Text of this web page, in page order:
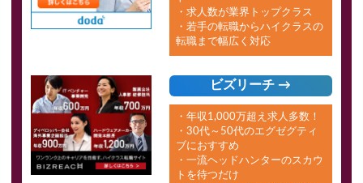
・求人数が業界トップクラス
・若手の転職からハイクラスの
転職まで幅広く対応
ビズリーチ →
・年収1,000万超え求人多数！
・30代～50代のエグゼグティ
ブにおすすめ
・一流ヘッドハンターのスカウ
トを待つだけ